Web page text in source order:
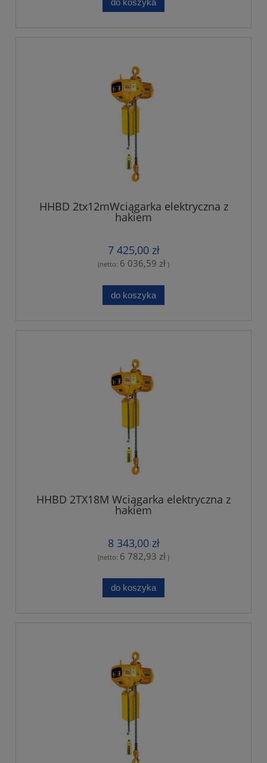
do koszyka
HHBD 2tx12mWciągarka elektryczna z
hakiem
7 425,00 zł
(netto: 6 036,59 zł )
do koszyka
HHBD 2TX18M Wciągarka elektryczna z
hakiem
8 343,00 zł
(netto: 6 782,93 zł )
do koszyka